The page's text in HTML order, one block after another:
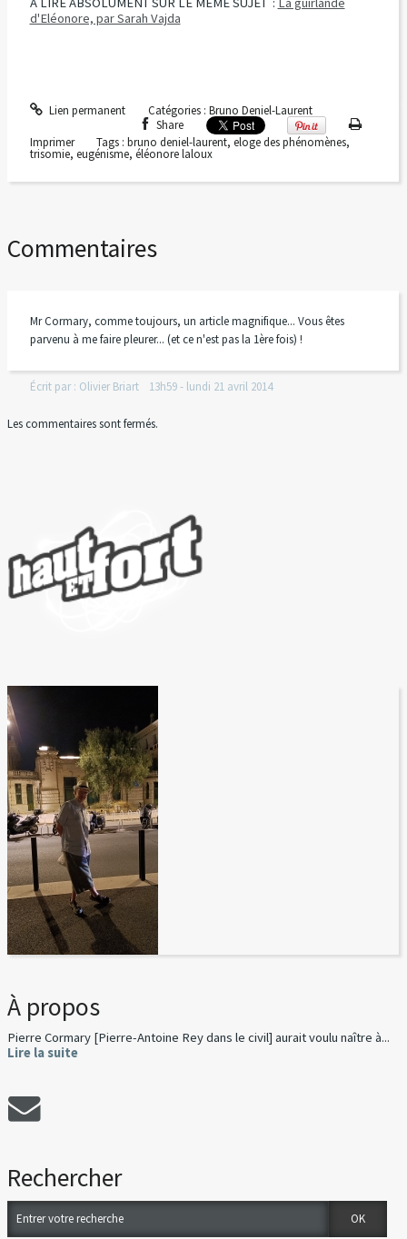
d'Eléonore, par Sarah Vajda
Lien permanent Catégories : Bruno Deniel-Laurent
Share
Imprimer
Tags :bruno deniel-laurent,eloge des phénomènes,
trisomie, eugénisme, éléonore laloux
Commentaires
Mr Cormary, comme toujours, un article magnifique... Vous êtes
parvenu à me faire pleurer... (et ce n'est pas la 1ère fois) !
Écrit par : Olivier Briart 13h59- lundi 21 avril 2014
Les commentaires sont fermés.
À propos
Pierre Cormary [Pierre-Antoine Rey dans le civil] aurait voulu naître à...
Lire la suite
Rechercher